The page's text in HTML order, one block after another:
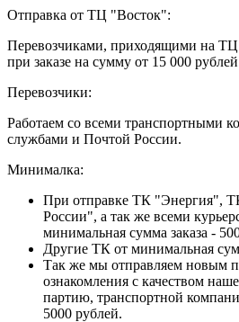
Отправка от ТЦ "Восток":
Перевозчиками, приходящими на
при заказе на сумму от 15 000
Перевозчики:
Работаем со всеми транспортными
службами и Почтой России.
Минималка:
При отправке ТК "Энергия",
России", а так же всеми
минимальная сумма заказа -
Другие ТК от минимальная
Так же мы отправляем новым
ознакомления с качеством
партию, транспортной
5000 рублей.